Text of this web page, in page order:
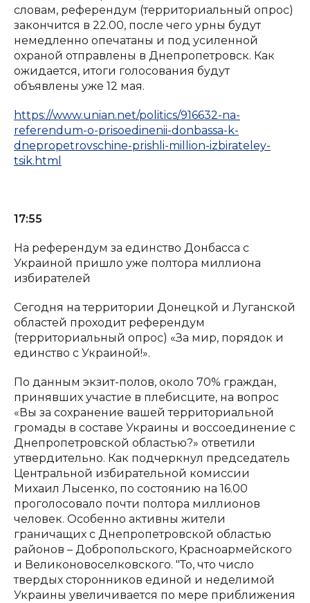
словам, референдум (территориальный опрос)
закончится в 22.00, после чего урны будут
немедленно опечатаны и под усиленной
охраной отправлены в Днепропетровск. Как
ожидается, итоги голосования будут
объявлены уже 12 мая.
https://www.unian.net/politics/916632-na-
referendum-o-prisoedinenii-donbassa-k-
dnepropetrovschine-prishli-million-izbirateley-
tsik.html
17:55
На референдум за единство Донбасса с
Украиной пришло уже полтора миллиона
избирателей
Сегодня на территории Донецкой и Луганской
областей проходит референдум
(территориальный опрос) «За мир, порядок и
единство с Украиной!».
По данным экзит-полов, около 70% граждан,
принявших участие в плебисците, на вопрос
«Вы за сохранение вашей территориальной
громады в составе Украины и воссоединение с
Днепропетровской областью?» ответили
утвердительно. Как подчеркнул председатель
Центральной избирательной комиссии
Михаил Лысенко, по состоянию на 16.00
проголосовало почти полтора миллионов
человек. Особенно активны жители
граничащих с Днепропетровской областью
районов – Добропольского, Красноармейского
и Великоновоселковского. "То, что число
твердых сторонников единой и неделимой
Украины увеличивается по мере приближения